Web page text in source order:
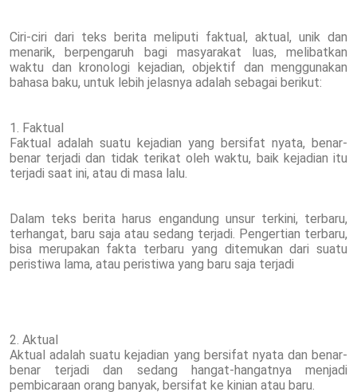
Ciri-ciri dari teks berita meliputi faktual, aktual, unik dan
menarik, berpengaruh bagi masyarakat luas, melibatkan
waktu dan kronologi kejadian, objektif dan menggunakan
bahasa baku, untuk lebih jelasnya adalah sebagai berikut:
1. Faktual
Faktual adalah suatu kejadian yang bersifat nyata, benar-
benar terjadi dan tidak terikat oleh waktu, baik kejadian itu
terjadi saat ini, atau di masa lalu.
Dalam teks berita harus engandung unsur terkini, terbaru,
terhangat, baru saja atau sedang terjadi. Pengertian terbaru,
bisa merupakan fakta terbaru yang ditemukan dari suatu
peristiwa lama, atau peristiwa yang baru saja terjadi
2. Aktual
Aktual adalah suatu kejadian yang bersifat nyata dan benar-
benar terjadi dan sedang hangat-hangatnya menjadi
pembicaraan orang banyak, bersifat ke kinian atau baru.